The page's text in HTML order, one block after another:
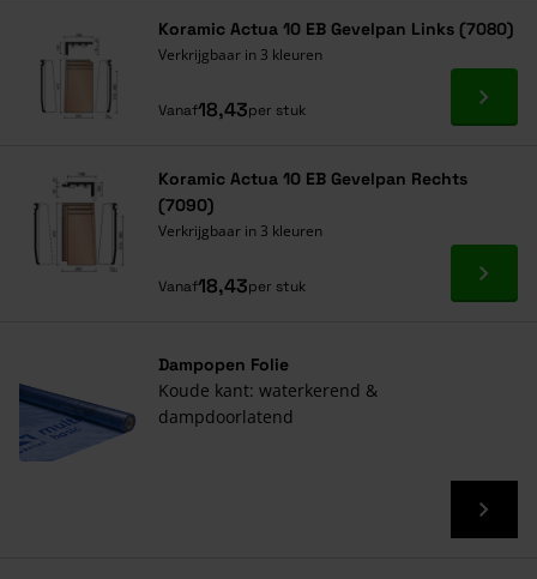
Koramic Actua 10 EB Gevelpan Links (7080)
Verkrijgbaar in 3 kleuren
Vanaf18,43per stuk Ga
Koramic Actua 10 EB Gevelpan Rechts
(7090)
Verkrijgbaar in 3 kleuren
Vanaf18,43per stuk Ga
Dampopen Folie
Koude kant: waterkerend &
dampdoorlatend